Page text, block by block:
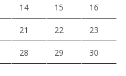
14 15 16
21 22 23
28 29 30